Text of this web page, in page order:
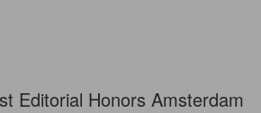
Editorial Honors Amsterdam